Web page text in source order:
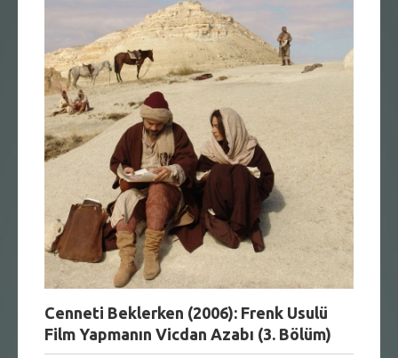
Cenneti Beklerken (2006): Frenk Usulü
Film Yapmanın Vicdan Azabı (3. Bölüm)